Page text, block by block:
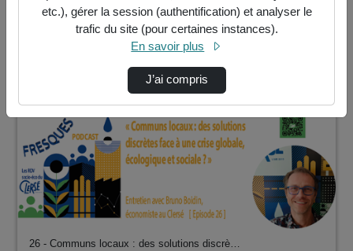
Vidéo Statistiques de vues
26 - Communs locaux : des solutions discrè…
etc.), gérer la session (authentification) et analyser le
trafic du site (pour certaines instances).
En savoir plus
J’ai compris